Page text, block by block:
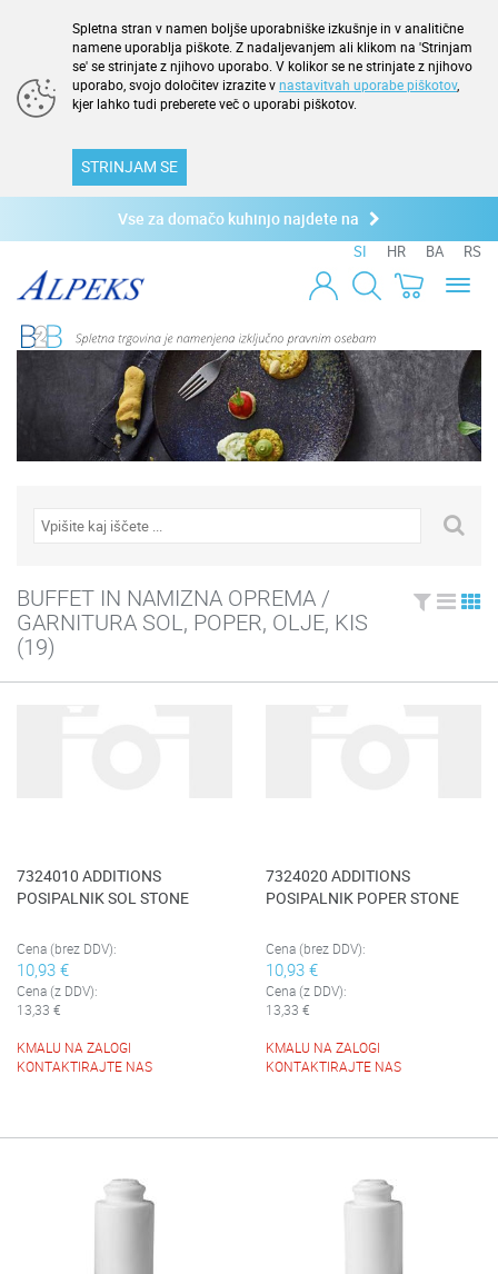
Spletna stran v namen boljše uporabniške izkušnje in v analitične
namene uporablja piškote. Z nadaljevanjem ali klikom na 'Strinjam
se' se strinjate z njihovo uporabo. V kolikor se ne strinjate z njihovo
uporabo, svojo določitev izrazite vnastavitvah uporabe piškotov,
kjer lahko tudi preberete več o uporabi piškotov.
STRINJAM SE
Vse za domačo kuhinjo najdete na
SI HR BA
RS
Toggle
BUFFET IN NAMIZNA OPREMA /
GARNITURA SOL, POPER, OLJE, KIS
(19)
7324010 ADDITIONS
POSIPALNIK SOL STONE
Cena (brez DDV):
10,93 €
Cena (z DDV):
13,33 €
KMALU NA ZALOGI
KONTAKTIRAJTE NAS
7324020 ADDITIONS
POSIPALNIK POPER STONE
Cena (brez DDV):
10,93 €
Cena (z DDV):
13,33 €
KMALU NA ZALOGI
KONTAKTIRAJTE NAS